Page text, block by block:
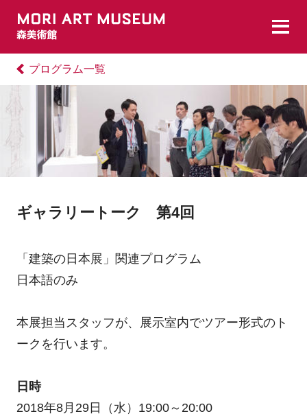
プログラム一覧
ギャラリートーク 第4回
「建築の日本展」関連プログラム
日本語のみ
本展担当スタッフが、展示室内でツアー形式のト
ークを行います。
日時
2018年8月29日（水）19:00～20:00